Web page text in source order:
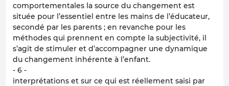
comportementales la source du changement est
située pour l’essentiel entre les mains de l’éducateur,
secondé par les parents ; en revanche pour les
méthodes qui prennent en compte la subjectivité, il
s’agit de stimuler et d’accompagner une dynamique
du changement inhérente à l’enfant.
- 6 -
interprétations et sur ce qui est réellement saisi par